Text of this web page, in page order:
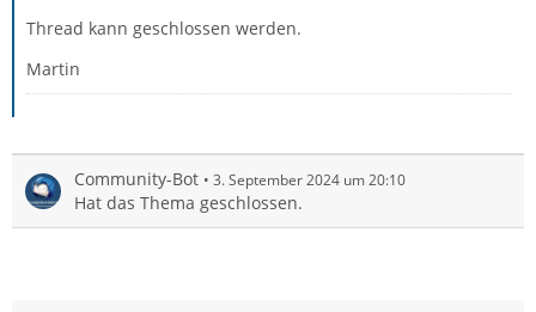
Thread kann geschlossen werden.
Martin
Community-Bot 3. September 2024 um 20:10
Hat das Thema geschlossen.